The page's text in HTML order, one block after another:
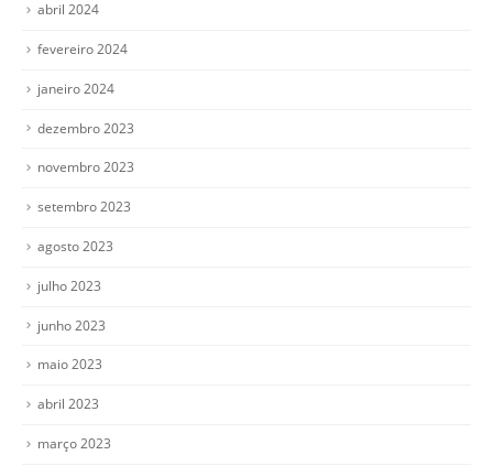
abril 2024
fevereiro 2024
janeiro 2024
dezembro 2023
novembro 2023
setembro 2023
agosto 2023
julho 2023
junho 2023
maio 2023
abril 2023
março 2023